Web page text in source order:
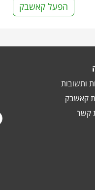
הפעל קאשבק
ותשובות
קאשבק
קשר